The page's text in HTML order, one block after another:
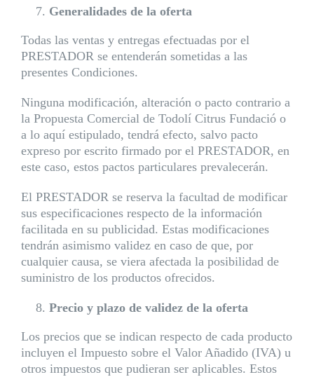
Generalidades de la oferta
Todas las ventas y entregas efectuadas por el
PRESTADOR se entenderán sometidas a las
presentes Condiciones.
Ninguna modificación, alteración o pacto contrario a
la Propuesta Comercial de Todolí Citrus Fundació o
a lo aquí estipulado, tendrá efecto, salvo pacto
expreso por escrito firmado por el PRESTADOR, en
este caso, estos pactos particulares prevalecerán.
El PRESTADOR se reserva la facultad de modificar
sus especificaciones respecto de la información
facilitada en su publicidad. Estas modificaciones
tendrán asimismo validez en caso de que, por
cualquier causa, se viera afectada la posibilidad de
suministro de los productos ofrecidos.
Precio y plazo de validez de la oferta
Los precios que se indican respecto de cada producto
incluyen el Impuesto sobre el Valor Añadido (IVA) u
otros impuestos que pudieran ser aplicables. Estos